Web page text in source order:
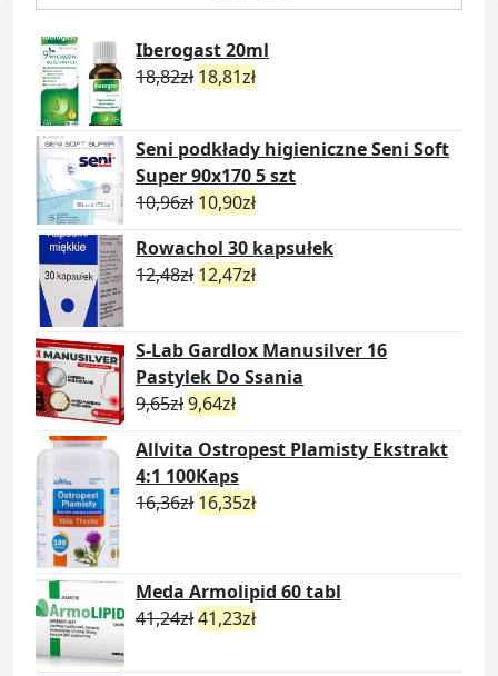
Iberogast 20ml
18,82zł 18,81zł
Seni podkłady higieniczne Seni Soft
Super 90x170 5 szt
10,96zł 10,90zł
Rowachol 30 kapsułek
12,48zł 12,47zł
S-Lab Gardlox Manusilver 16
Pastylek Do Ssania
9,65zł9,64zł
Allvita Ostropest Plamisty Ekstrakt
4:1 100Kaps
16,36zł 16,35zł
Meda Armolipid 60 tabl
41,24zł41,23zł